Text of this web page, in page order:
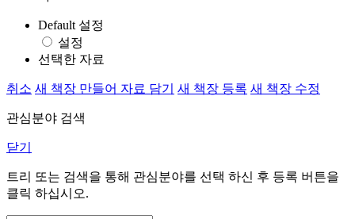
Default 설정
설정
선택한 자료
취소 새 책장 만들어 자료 담기 새 책장 등록 새 책장 수정
관심분야 검색
닫기
트리 또는 검색을 통해 관심분야를 선택 하신 후 등록 버튼을
클릭 하십시오.